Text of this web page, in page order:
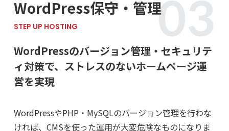
WordPress保守・管理
STEP UP HOSTING
WordPressのバージョン管理・セキュリテ
ィ対策で、 ストレスのないホームページ運
営を実現
WordPressやPHP・MySQLのバージョン管理を行わな
ければ、CMSを使った運用が大変危険なものになりま